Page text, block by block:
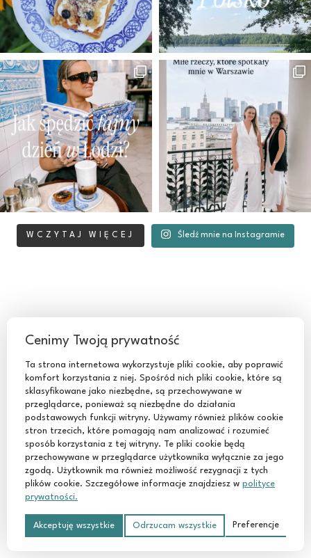
WCZYTAJ WIĘCEJ Śledź mnie na Instagramie
Kampanie reklamowe
Kontakt
O mnie
DOKUMENTY
Polityka prywatności
Cenimy Twoją prywatność
Ta strona internetowa wykorzystuje pliki cookie, aby poprawić
komfort korzystania z niej. Spośród nich pliki cookie, które są
sklasyfikowane jako niezbędne, są przechowywane w
przeglądarce, ponieważ są niezbędne do działania
podstawowych funkcji witryny. Używamy również plików cookie
stron trzecich, które pomagają nam analizować i rozumieć
sposób korzystania z tej witryny. Te pliki cookie będą
przechowywane w przeglądarce użytkownika wyłącznie za jego
zgodą. Użytkownik ma również możliwość rezygnacji z tych
plików cookie. Szczegółowe informacje znajdziesz w polityce
prywatności.
Akceptuję wszystkie Odrzucam wszystkie Preferencje